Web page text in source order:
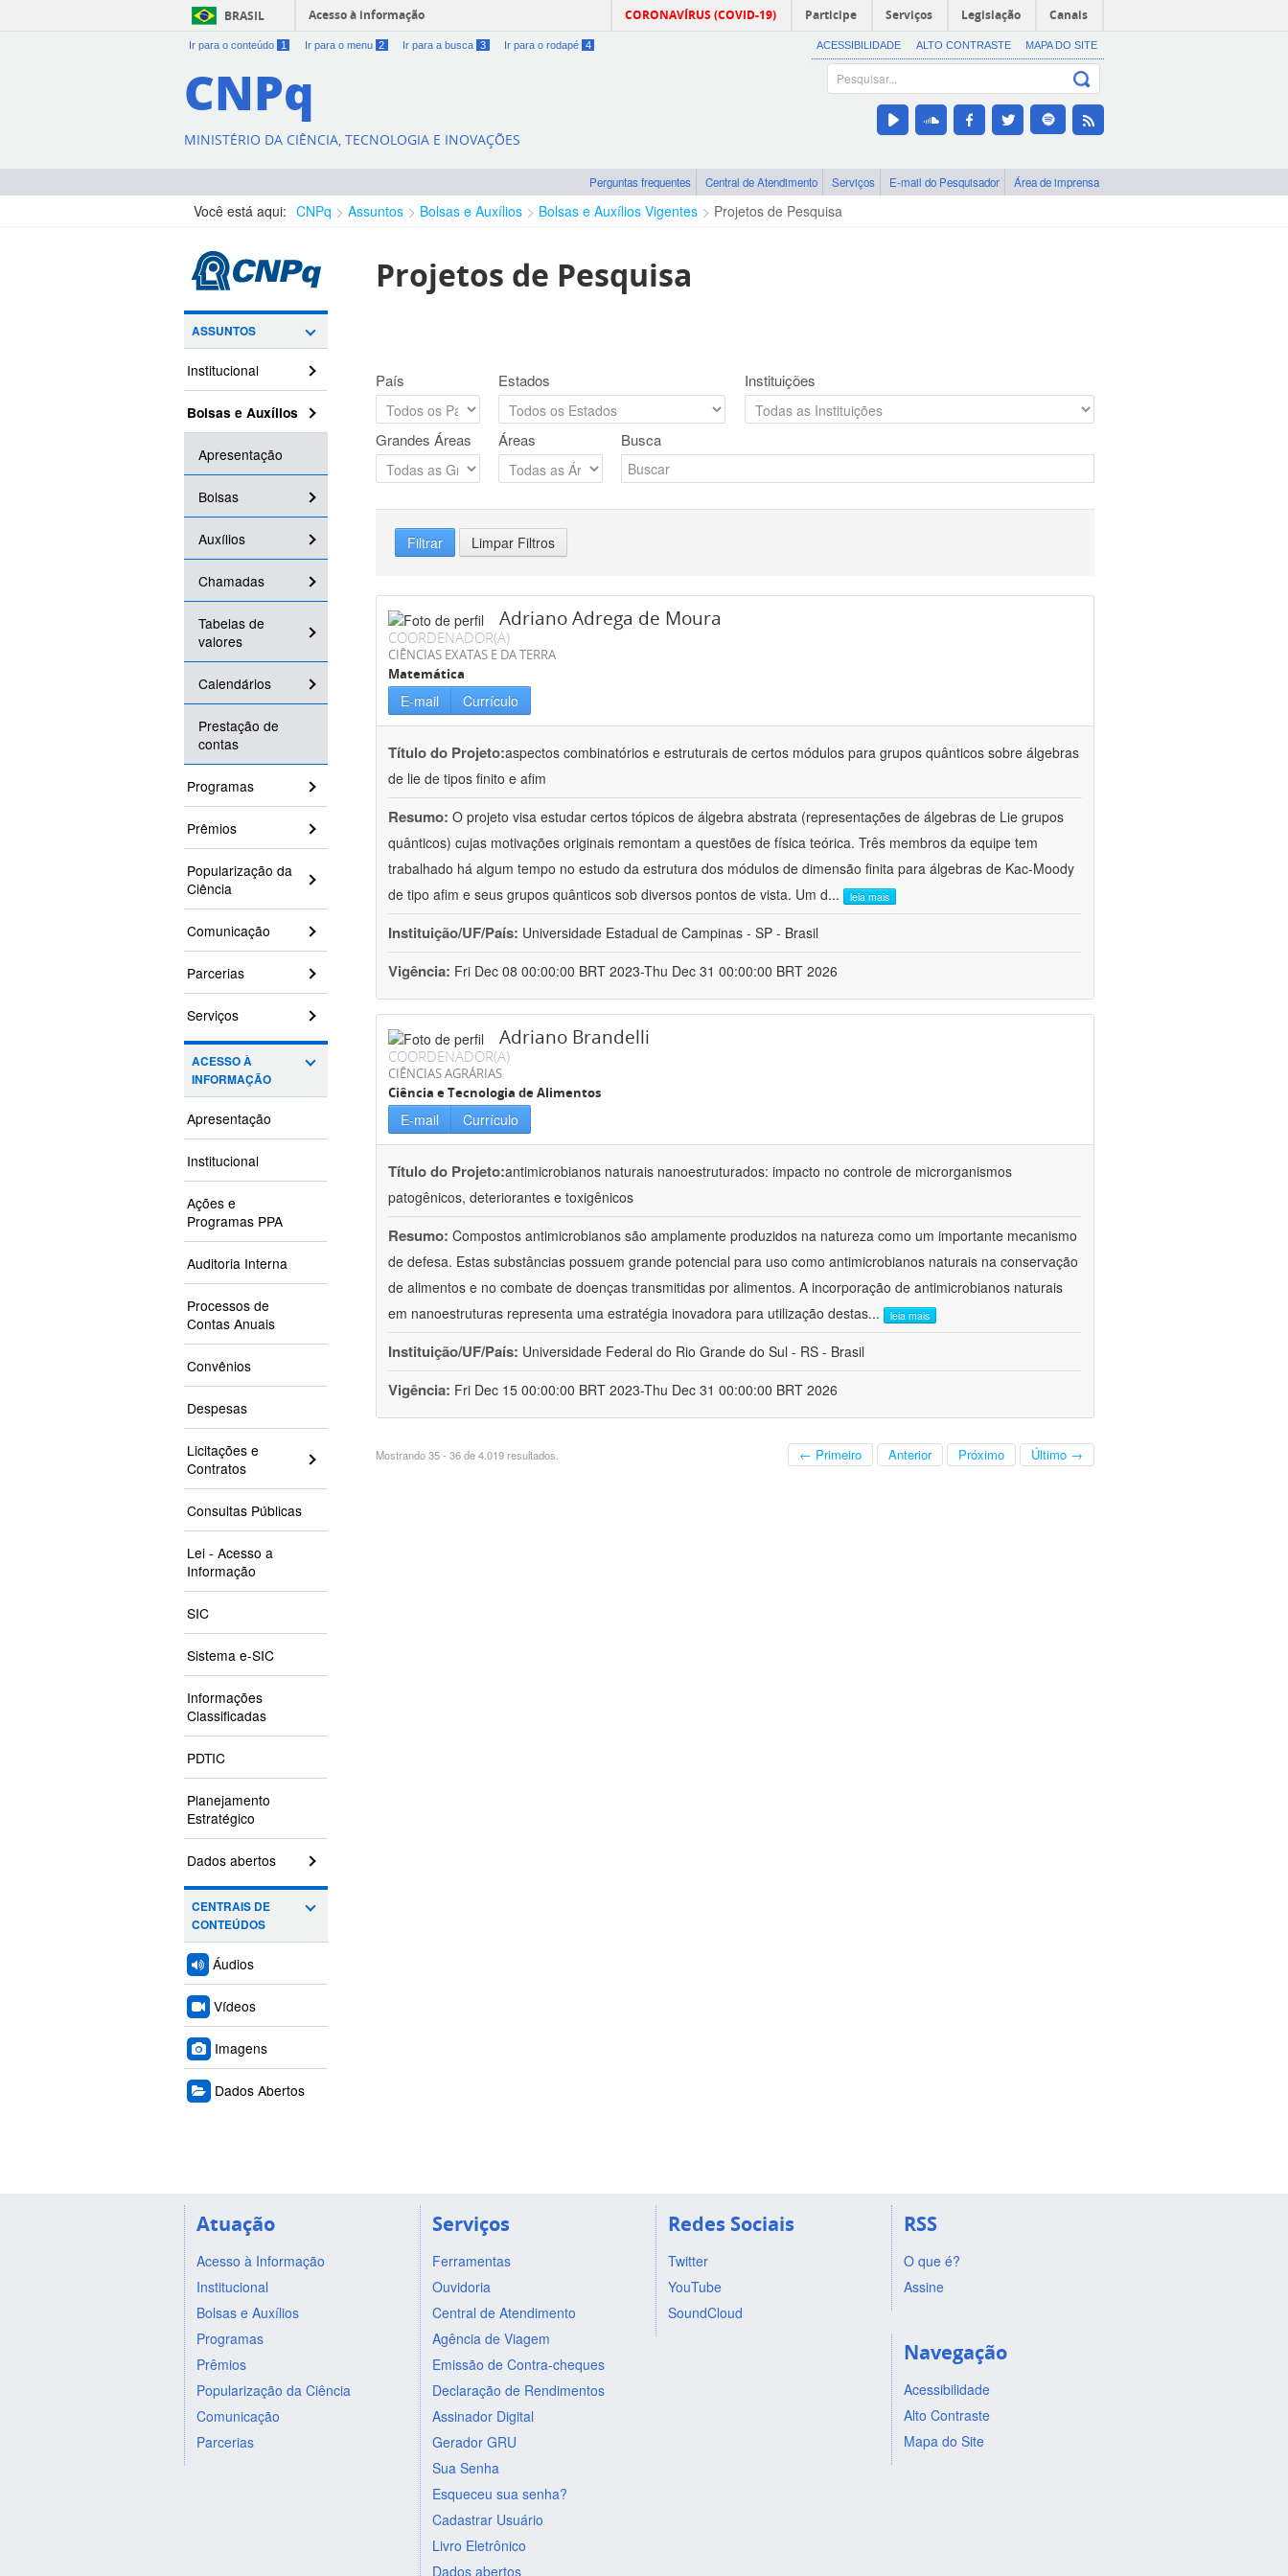
BRASIL Acesso à informação CORONAVÍRUS (COVID-19) Participe Serviços Legislação Canais
Ir para o conteúdo 1 Ir para o menu 2 Ir para a busca 3 Ir para o rodapé 4 ACESSIBILIDADE ALTO CONTRASTE MAPA DO SITE
CNPq
MINISTÉRIO DA CIÊNCIA, TECNOLOGIA E INOVAÇÕES
Perguntas frequentes Central de Atendimento Serviços E-mail do Pesquisador Área de imprensa
Você está aqui: CNPq Assuntos Bolsas e Auxílios Bolsas e Auxílios Vigentes Projetos de Pesquisa
ASSUNTOS
Institucional
Bolsas e Auxílios
Apresentação
Bolsas
Auxílios
Chamadas
Tabelas de
valores
Calendários
Prestação de
contas
Programas
Prêmios
Popularização da
Ciência
Comunicação
Parcerias
Serviços
ACESSO À
INFORMAÇÃO
Apresentação
Institucional
Ações e
Programas PPA
Auditoria Interna
Processos de
Contas Anuais
Convênios
Despesas
Licitações e
Contratos
Consultas Públicas
Lei - Acesso a
Informação
SIC
Sistema e-SIC
Informações
Classificadas
PDTIC
Planejamento
Estratégico
Dados abertos
CENTRAIS DE
CONTEÚDOS
Áudios
Vídeos
Imagens
Dados Abertos
Projetos de Pesquisa
País Estados Instituições
Grandes Áreas Áreas Busca
Filtrar Limpar Filtros
Adriano Adrega de Moura
COORDENADOR(A)
CIÊNCIAS EXATAS E DA TERRA
Matemática
E-mail Currículo
Título do Projeto:aspectos combinatórios e estruturais de certos módulos para grupos quânticos sobre álgebras
de lie de tipos finito e afim
Resumo: O projeto visa estudar certos tópicos de álgebra abstrata (representações de álgebras de Lie grupos
quânticos) cujas motivações originais remontam a questões de física teórica. Três membros da equipe tem
trabalhado há algum tempo no estudo da estrutura dos módulos de dimensão finita para álgebras de Kac-Moody
de tipo afim e seus grupos quânticos sob diversos pontos de vista. Um d... leia mais
Instituição/UF/País: Universidade Estadual de Campinas - SP - Brasil
Vigência: Fri Dec 08 00:00:00 BRT 2023-Thu Dec 31 00:00:00 BRT 2026
Adriano Brandelli
COORDENADOR(A)
CIÊNCIAS AGRÁRIAS
Ciência e Tecnologia de Alimentos
E-mail Currículo
Título do Projeto:antimicrobianos naturais nanoestruturados: impacto no controle de microrganismos
patogênicos, deteriorantes e toxigênicos
Resumo: Compostos antimicrobianos são amplamente produzidos na natureza como um importante mecanismo
de defesa. Estas substâncias possuem grande potencial para uso como antimicrobianos naturais na conservação
de alimentos e no combate de doenças transmitidas por alimentos. A incorporação de antimicrobianos naturais
em nanoestruturas representa uma estratégia inovadora para utilização destas... leia mais
Instituição/UF/País: Universidade Federal do Rio Grande do Sul - RS - Brasil
Vigência: Fri Dec 15 00:00:00 BRT 2023-Thu Dec 31 00:00:00 BRT 2026
Mostrando 35 - 36 de 4.019 resultados. ← Primeiro Anterior Próximo Último →
Atuação
Acesso à Informação
Institucional
Bolsas e Auxílios
Programas
Prêmios
Popularização da Ciência
Comunicação
Parcerias
Serviços
Ferramentas
Ouvidoria
Central de Atendimento
Agência de Viagem
Emissão de Contra-cheques
Declaração de Rendimentos
Assinador Digital
Gerador GRU
Sua Senha
Esqueceu sua senha?
Cadastrar Usuário
Livro Eletrônico
Dados abertos
Redes Sociais
Twitter
YouTube
SoundCloud
RSS
O que é?
Assine
Navegação
Acessibilidade
Alto Contraste
Mapa do Site